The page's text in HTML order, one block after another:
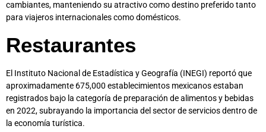
cambiantes, manteniendo su atractivo como destino preferido tanto
para viajeros internacionales como domésticos.
Restaurantes
El Instituto Nacional de Estadística y Geografía (INEGI) reportó que
aproximadamente 675,000 establecimientos mexicanos estaban
registrados bajo la categoría de preparación de alimentos y bebidas
en 2022, subrayando la importancia del sector de servicios dentro de
la economía turística.